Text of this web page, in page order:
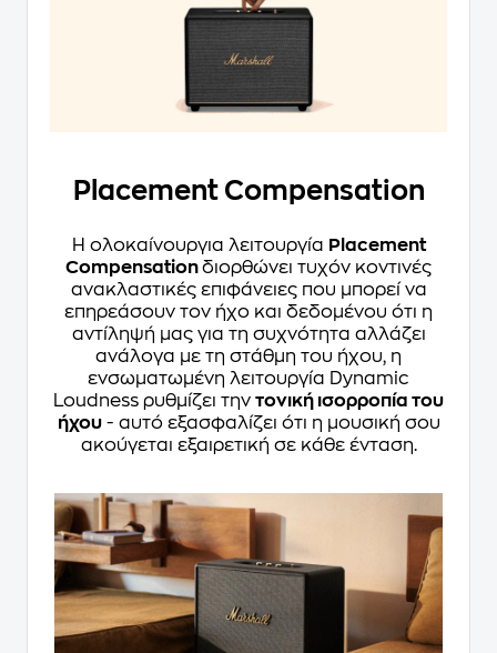
Placement Compensation
Η ολοκαίνουργια λειτουργία Placement
Compensationδιορθώνει τυχόν κοντινές
ανακλαστικές επιφάνειες που μπορεί να
επηρεάσουν τον ήχο και δεδομένου ότι η
αντίληψή μας για τη συχνότητα αλλάζει
ανάλογα με τη στάθμη του ήχου, η
ενσωματωμένη λειτουργία Dynamic
Loudness ρυθμίζει την τονική ισορροπία του
ήχου- αυτό εξασφαλίζει ότι η μουσική σου
ακούγεται εξαιρετική σε κάθε ένταση.